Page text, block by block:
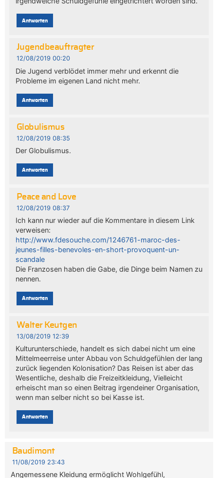
Antworten
Jugendbeauftragter
12/08/2019 00:20
Die Jugend verblödet immer mehr und erkennt die
Probleme im eigenen Land nicht mehr.
Antworten
Globulismus
12/08/2019 08:35
Der Globulismus.
Antworten
Peace and Love
12/08/2019 08:37
Ich kann nur wieder auf die Kommentare in diesem Link
verweisen:
http://www.fdesouche.com/1246761-maroc-des-
jeunes-filles-benevoles-en-short-provoquent-un-
scandale
Die Franzosen haben die Gabe, die Dinge beim Namen zu
nennen.
Antworten
Walter Keutgen
13/08/2019 12:39
Kulturunterschiede, handelt es sich dabei nicht um eine
Mittelmeerreise unter Abbau von Schuldgefühlen der lang
zurück liegenden Kolonisation? Das Reisen ist aber das
Wesentliche, deshalb die Freizeitkleidung, Vielleicht
erheischt man so einen Beitrag irgendeiner Organisation,
wenn man selber nicht so bei Kasse ist.
Antworten
Baudimont
11/08/2019 23:43
Angemessene Kleidung ermöglicht Wohlgefühl,